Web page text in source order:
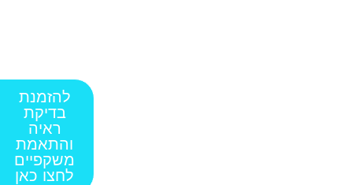
להזמנת
בדיקת
ראיה
והתאמת
משקפיים
לחצו כאן